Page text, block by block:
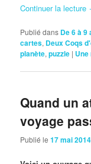
Continuer la lecture
Publié dans De 6 à 9
cartes, Deux Coqs
planète,puzzle | Une
Quand un
voyage
Publié le17 mai 2014